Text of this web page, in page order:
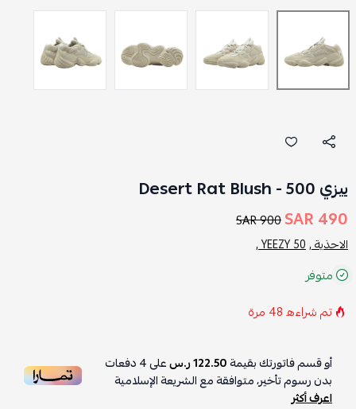
ييزي 500 - Desert Rat Blush
490 SAR
900 SAR
الاحذية ,YEEZY 50 ,
متوفر
تم شراءه48 مرة
أو قسم فاتورتك بقيمة122.50 ر.س على4دفعات
بدون رسوم تأخير، متوافقة مع الشريعة الإسلامية
اعرف أكثر